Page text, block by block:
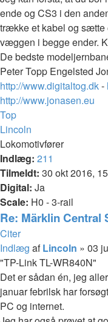
ende og CS3 i den
trække et kabel og
væggen i begge ender.
De bedste
Peter Topp Engelsted
http://www.digitaltog.dk-
http://www.jonasen.eu
Top
Lincoln
Lokomotivfører
Indlæg: 211
Tilmeldt: 30 okt 2016,
Digital: Ja
Scale: H0 - 3-rail
Re: Märklin Central
Citer
Indlæg afLincoln » 03
"TP-Link TL-WR840N"
Det er sådan én, jeg
januar febrilsk har
PC og internet.